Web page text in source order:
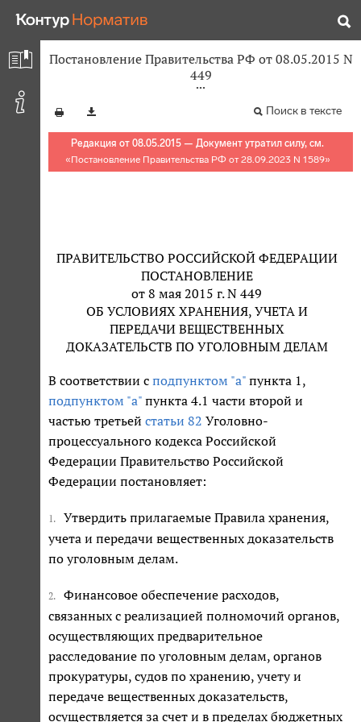
Постановление Правительства РФ от 08.05.2015 N
449
Поиск в тексте
Редакция от 08.05.2015 — Документ утратил силу, см.
«Постановление Правительства РФ от 28.09.2023 N 1589»
ПРАВИТЕЛЬСТВО РОССИЙСКОЙ ФЕДЕРАЦИИ
ПОСТАНОВЛЕНИЕ
от 8 мая 2015 г. N 449
ОБ УСЛОВИЯХ ХРАНЕНИЯ, УЧЕТА И
ПЕРЕДАЧИ ВЕЩЕСТВЕННЫХ
ДОКАЗАТЕЛЬСТВ ПО УГОЛОВНЫМ ДЕЛАМ
В соответствии с подпунктом "а" пункта 1,
подпунктом "а" пункта 4.1 части второй и
частью третьей статьи 82 Уголовно-
процессуального кодекса Российской
Федерации Правительство Российской
Федерации постановляет:
1.
Утвердить прилагаемые Правила хранения,
учета и передачи вещественных доказательств
по уголовным делам.
2.
Финансовое обеспечение расходов,
связанных с реализацией полномочий органов,
осуществляющих предварительное
расследование по уголовным делам, органов
прокуратуры, судов по хранению, учету и
передаче вещественных доказательств,
осуществляется за счет и в пределах бюджетных